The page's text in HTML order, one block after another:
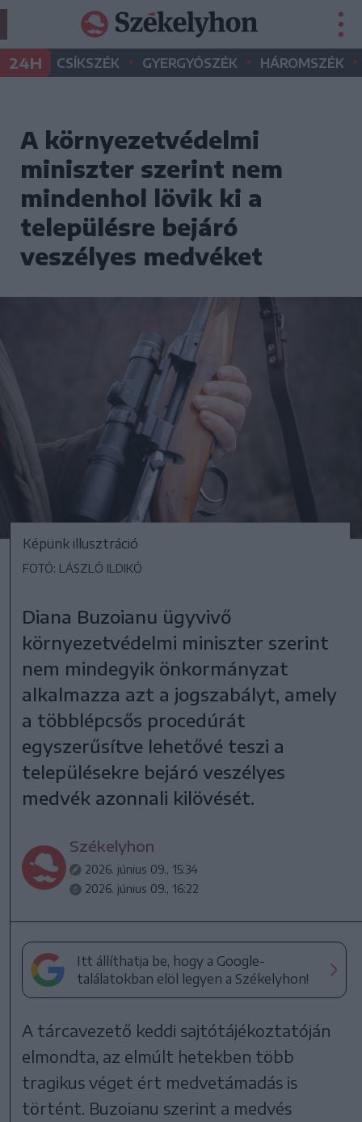
24H CSÍKSZÉK • GYERGYÓSZÉK • HÁROMSZÉK •
A környezetvédelmi
miniszter szerint nem
mindenhol lövik ki a
településre bejáró
veszélyes medvéket
Képünk illusztráció
FOTÓ: LÁSZLÓ ILDIKÓ
Diana Buzoianu ügyvivő
környezetvédelmi miniszter szerint
nem mindegyik önkormányzat
alkalmazza azt a jogszabályt, amely
a többlépcsős procedúrát
egyszerűsítve lehetővé teszi a
településekre bejáró veszélyes
medvék azonnali kilövését.
Székelyhon
2026. június 09., 15:34
2026. június 09., 16:22
Itt állíthatja be, hogy a Google-
találatokban elöl legyen a Székelyhon!
A tárcavezető keddi sajtótájékoztatóján
elmondta, az elmúlt hetekben több
tragikus véget ért medvetámadás is
történt. Buzoianu szerint a medvés